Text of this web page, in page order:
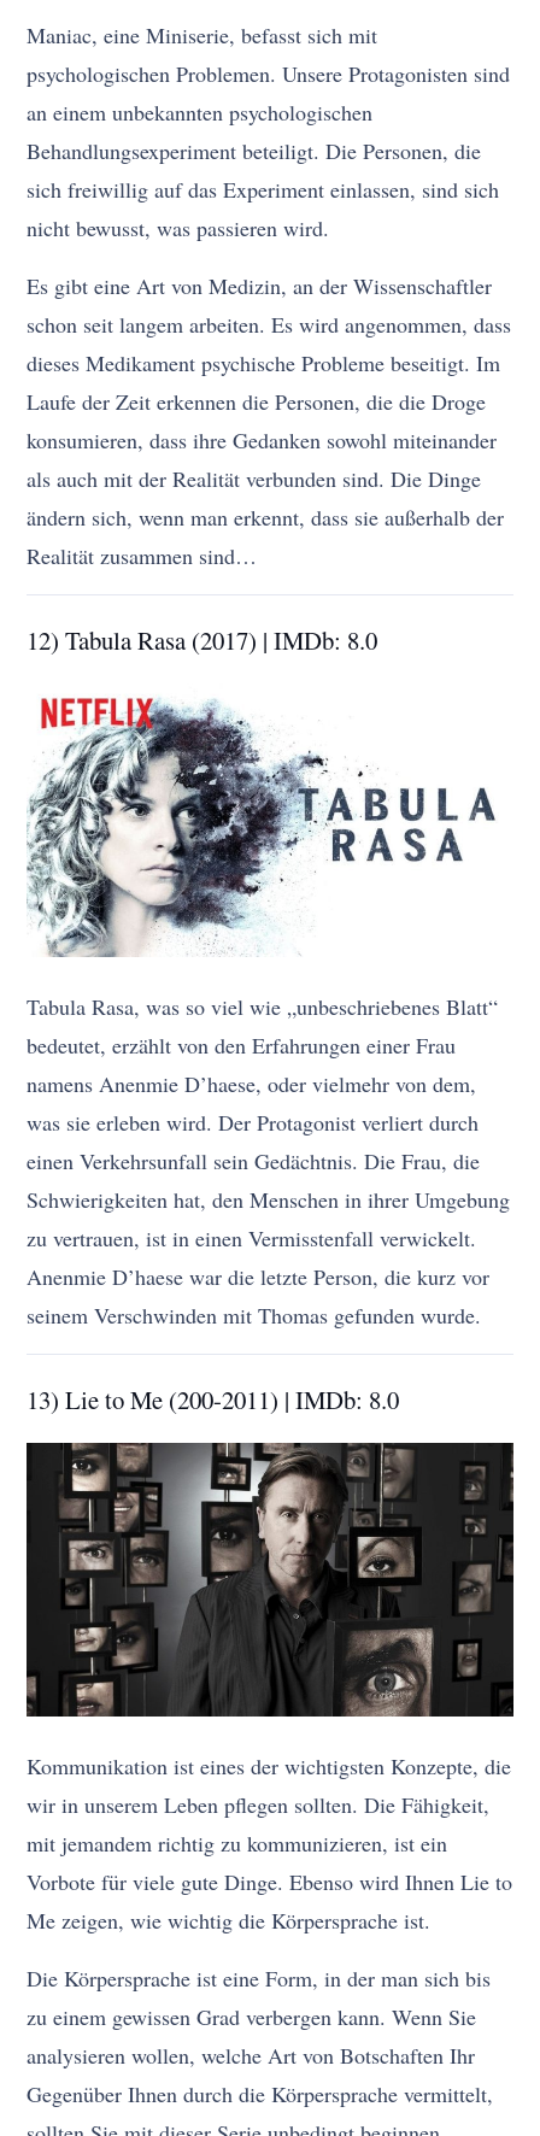
Maniac, eine Miniserie, befasst sich mit
psychologischen Problemen. Unsere Protagonisten sind
an einem unbekannten psychologischen
Behandlungsexperiment beteiligt. Die Personen, die
sich freiwillig auf das Experiment einlassen, sind sich
nicht bewusst, was passieren wird.
Es gibt eine Art von Medizin, an der Wissenschaftler
schon seit langem arbeiten. Es wird angenommen, dass
dieses Medikament psychische Probleme beseitigt. Im
Laufe der Zeit erkennen die Personen, die die Droge
konsumieren, dass ihre Gedanken sowohl miteinander
als auch mit der Realität verbunden sind. Die Dinge
ändern sich, wenn man erkennt, dass sie außerhalb der
Realität zusammen sind…
12) Tabula Rasa (2017) | IMDb: 8.0
Tabula Rasa, was so viel wie „unbeschriebenes Blatt“
bedeutet, erzählt von den Erfahrungen einer Frau
namens Anenmie D’haese, oder vielmehr von dem,
was sie erleben wird. Der Protagonist verliert durch
einen Verkehrsunfall sein Gedächtnis. Die Frau, die
Schwierigkeiten hat, den Menschen in ihrer Umgebung
zu vertrauen, ist in einen Vermisstenfall verwickelt.
Anenmie D’haese war die letzte Person, die kurz vor
seinem Verschwinden mit Thomas gefunden wurde.
13) Lie to Me (200-2011) | IMDb: 8.0
Kommunikation ist eines der wichtigsten Konzepte, die
wir in unserem Leben pflegen sollten. Die Fähigkeit,
mit jemandem richtig zu kommunizieren, ist ein
Vorbote für viele gute Dinge. Ebenso wird Ihnen Lie to
Me zeigen, wie wichtig die Körpersprache ist.
Die Körpersprache ist eine Form, in der man sich bis
zu einem gewissen Grad verbergen kann. Wenn Sie
analysieren wollen, welche Art von Botschaften Ihr
Gegenüber Ihnen durch die Körpersprache vermittelt,